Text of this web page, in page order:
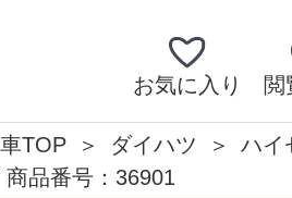
お気に入り 閲
TOP ダイハツ
ハイ
品番号：36901